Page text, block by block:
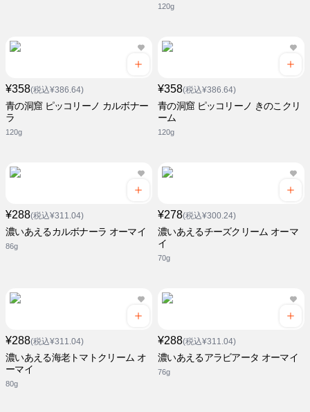
120g
¥358(税込¥386.64)
青の洞窟 ピッコリーノ カルボナー
ラ
120g
¥358(税込¥386.64)
青の洞窟 ピッコリーノ きのこクリ
ーム
120g
¥288(税込¥311.04)
濃いあえるカルボナーラ オーマイ
86g
¥278(税込¥300.24)
濃いあえるチーズクリーム オーマ
イ
70g
¥288(税込¥311.04)
濃いあえる海老トマトクリーム オ
ーマイ
80g
¥288(税込¥311.04)
濃いあえるアラビアータ オーマイ
76g